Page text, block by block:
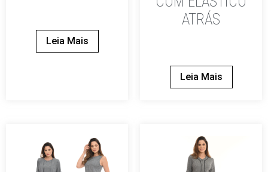
Leia Mais
ATRÁS
Leia Mais